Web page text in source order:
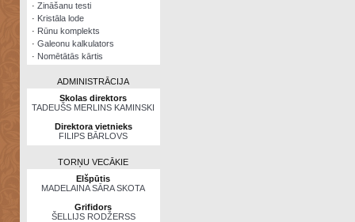
· Zināšanu testi
· Kristāla lode
· Rūnu komplekts
· Galeonu kalkulators
· Nomētātās kārtis
ADMINISTRĀCIJA
Skolas direktors
TADEUŠS MERLINS KAMINSKI
Direktora vietnieks
FILIPS BĀRLOVS
TORŅU VECĀKIE
Elšpūtis
MADELAINA SĀRA SKOTA
Grifidors
ŠELLIJS RODŽERSS